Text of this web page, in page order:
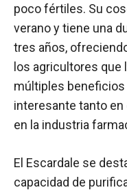
poco fértiles. Su
verano y tiene una
tres años,
los agricultores que
múltiples beneficios
interesante tanto
en la industria
El Escardale se
capacidad de